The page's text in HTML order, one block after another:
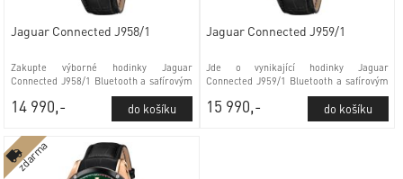
Jaguar Connected J958/1
Zakupte výborné hodinky Jaguar
Connected J958/1 Bluetooth a safírovým
14 990,-
Jaguar Connected J959/1
Jde o vynikající hodinky Jaguar
Connected J959/1 Bluetooth a safírovým
15 990,-
zdarma